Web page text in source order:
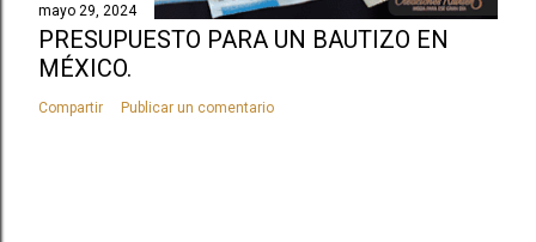
mayo 29, 2024
PRESUPUESTO PARA UN BAUTIZO EN
MÉXICO.
Compartir Publicar un comentario